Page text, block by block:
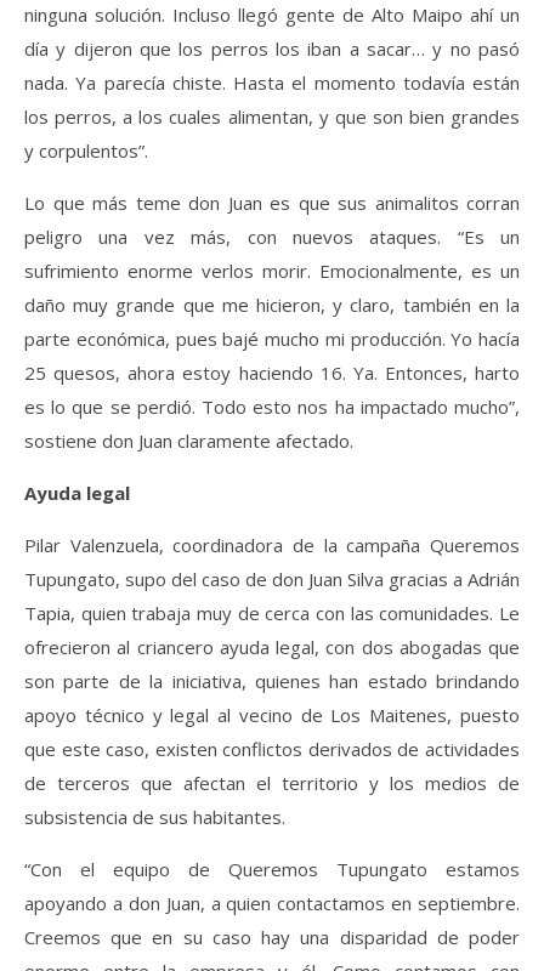
ninguna solución. Incluso llegó gente de Alto Maipo ahí un
día y dijeron que los perros los iban a sacar… y no pasó
nada. Ya parecía chiste. Hasta el momento todavía están
los perros, a los cuales alimentan, y que son bien grandes
y corpulentos”.
Lo que más teme don Juan es que sus animalitos corran
peligro una vez más, con nuevos ataques. “Es un
sufrimiento enorme verlos morir. Emocionalmente, es un
daño muy grande que me hicieron, y claro, también en la
parte económica, pues bajé mucho mi producción. Yo hacía
25 quesos, ahora estoy haciendo 16. Ya. Entonces, harto
es lo que se perdió. Todo esto nos ha impactado mucho”,
sostiene don Juan claramente afectado.
Ayuda legal
Pilar Valenzuela, coordinadora de la campaña Queremos
Tupungato, supo del caso de don Juan Silva gracias a Adrián
Tapia, quien trabaja muy de cerca con las comunidades. Le
ofrecieron al criancero ayuda legal, con dos abogadas que
son parte de la iniciativa, quienes han estado brindando
apoyo técnico y legal al vecino de Los Maitenes, puesto
que este caso, existen conflictos derivados de actividades
de terceros que afectan el territorio y los medios de
subsistencia de sus habitantes. ​
“Con el equipo de Queremos Tupungato estamos
apoyando a don Juan, a quien contactamos en septiembre.
Creemos que en su caso hay una disparidad de poder